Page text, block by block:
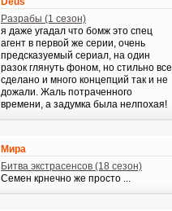
Разрабы (1 сезон)
я даже угадал что бомж это спец
агент в первой же серии, очень
предсказуемый сериал, на один
разок глянуть фоном, но стильно все
сделано и много концепций так и не
дожали. Жаль потраченного
времени, а задумка была нелпохая!
Мира
Битва экстрасенсов (18 сезон)
Семен крнечно же просто ...